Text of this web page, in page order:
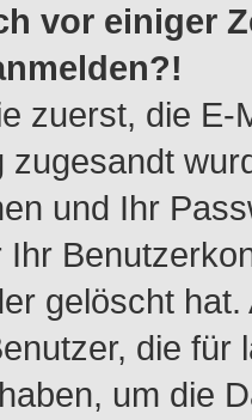
vor einiger
zuerst, die
zugesandt
und Ihr
Ihr
gelöscht
die für
um die